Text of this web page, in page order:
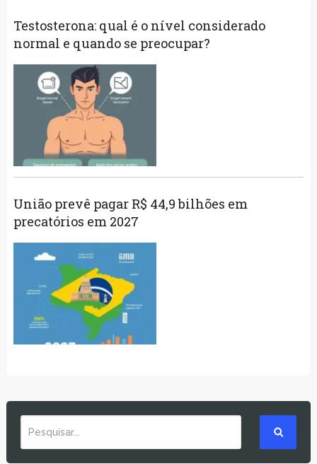
Testosterona: qual é o nível considerado
normal e quando se preocupar?
União prevê pagar R$ 44,9 bilhões em
precatórios em 2027